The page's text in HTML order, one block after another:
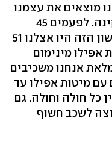
ואנחנו מוצאים את עצמנו
דוחפים הרבה יותר חולים מהתקינה. לפעמים 45
מטופלים, לפעמים יותר. ביום ראשון הזה היו אצלנו 51
אפילו מינימום
אנחנו משכיבים
עם מיטות אפילו עד
כל חולה וחולה. גם
לשכב חשוף